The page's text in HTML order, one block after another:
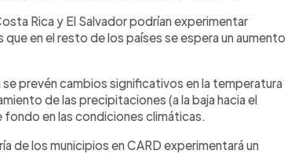
Rica y El Salvador podrían experimentar
en el resto de los países se espera un aumento
prevén cambios significativos en la temperatura
de las precipitaciones (a la baja hacia el
en las condiciones climáticas.
de los municipios en CARD experimentará un